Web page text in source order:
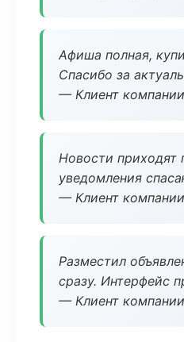
Афиша полная,
Спасибо за
— Клиент компании
Новости приходят
уведомления
— Клиент компании
Разместил
сразу. Интерфейс
— Клиент компании